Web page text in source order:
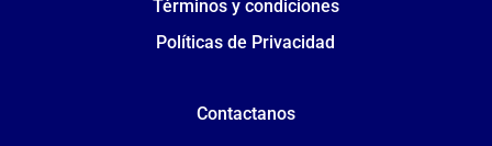
Términos y condiciones
Políticas de Privacidad
Contactanos